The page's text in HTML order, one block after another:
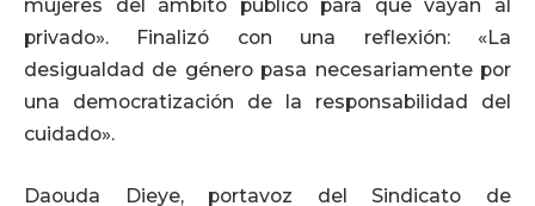
mujeres del ámbito público para que vayan al
privado». Finalizó con una reflexión: «La
desigualdad de género pasa necesariamente por
una democratización de la responsabilidad del
cuidado».
Daouda Dieye, portavoz del Sindicato de